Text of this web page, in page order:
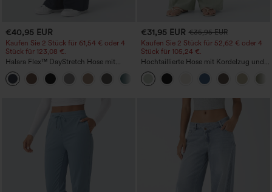
€40,95 EUR
Kaufen Sie 2 Stück für 61,54 € oder 4
Stück für 123,08 €.
Halara Flex™ DayStretch Hose mit
mittlerer Bundhöhe, seitlicher
Reißverschlusstasche und
Work‑Flare‑Schnitt
€31,95 EUR €35,95 EUR
Kaufen Sie 2 Stück für 52,62 € oder 4
Stück für 105,24 €.
Hochtaillierte Hose mit Kordelzug und
Taschen, weitem Bein, lässig und locker
in Leinenoptik